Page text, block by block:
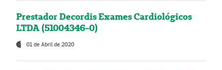
Prestador Decordis Exames Cardiológicos
LTDA (51004346-0)
01 de Abril de 2020